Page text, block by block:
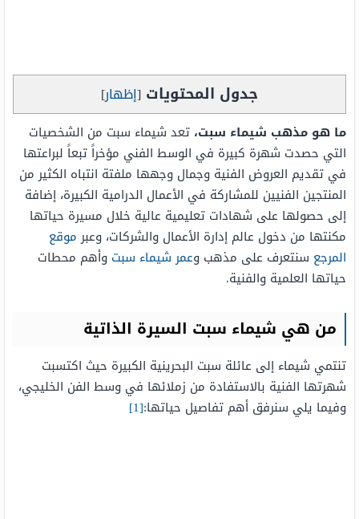
جدول المحتويات [إظهار]
ما هو مذهب شيماء سبت، تعد شيماء سبت من الشخصيات
التي حصدت شهرة كبيرة في الوسط الفني مؤخراً تبعاً لبراعتها
في تقديم العروض الفنية وجمال وجهها ملفتة انتباه الكثير من
المنتجين الفنيين للمشاركة في الأعمال الدرامية الكبيرة، إضافة
إلى حصولها على شهادات تعليمية عالية خلال مسيرة حياتها
مكنتها من دخول عالم إدارة الأعمال والشركات، وعبرموقع
المرجع سنتعرف على مذهب وعمر شيماء سبت وأهم محطات
حياتها العلمية والفنية.
من هي شيماء سبت السيرة الذاتية
تنتمي شيماء إلى عائلة سبت البحرينية الكبيرة حيث اكتسبت
شهرتها الفنية بالاستفادة من زملائها في وسط الفن الخليجي،
وفيما يلي سنرفق أهم تفاصيل حياتها:[1]